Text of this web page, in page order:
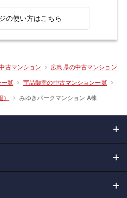
の使い方はこちら
古マンション 広島県の中古マンション
一覧 宇品御幸の中古マンション一覧
みゆきパークマンション A棟